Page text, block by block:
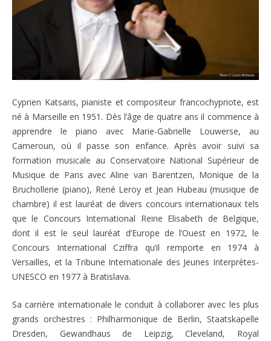
Cyprien Katsaris, pianiste et compositeur francochypriote, est
né à Marseille en 1951. Dès l’âge de quatre ans il commence à
apprendre le piano avec Marie-Gabrielle Louwerse, au
Cameroun, où il passe son enfance. Après avoir suivi sa
formation musicale au Conservatoire National Supérieur de
Musique de Paris avec Aline van Barentzen, Monique de la
Bruchollerie (piano), René Leroy et Jean Hubeau (musique de
chambre) il est lauréat de divers concours internationaux tels
que le Concours International Reine Elisabeth de Belgique,
dont il est le seul lauréat d’Europe de l’Ouest en 1972, le
Concours International Cziffra qu’il remporte en 1974 à
Versailles, et la Tribune Internationale des Jeunes Interprètes-
UNESCO en 1977 à Bratislava.
Sa carrière internationale le conduit à collaborer avec les plus
grands orchestres : Philharmonique de Berlin, Staatskapelle
Dresden, Gewandhaus de Leipzig, Cleveland, Royal